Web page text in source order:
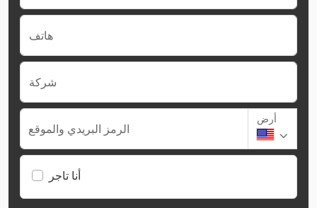
هاتف
شركة
الرمز البريدي والموقع
أرض
أنا تاجر